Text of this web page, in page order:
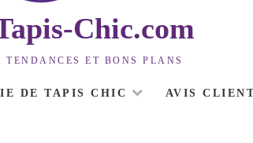
Chic.com
ET BONS PLANS
DE TAPIS CHIC AVIS